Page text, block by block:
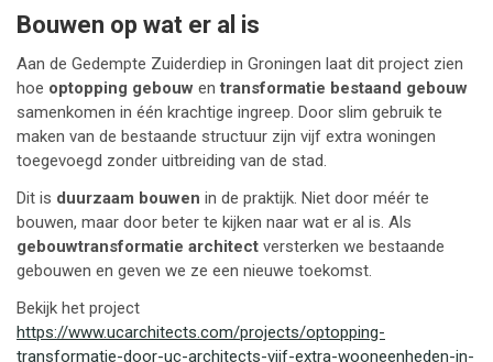
Bouwen op wat er al is
Aan de Gedempte Zuiderdiep in Groningen laat dit project zien
hoe optopping gebouw entransformatie bestaand gebouw
samenkomen in één krachtige ingreep. Door slim gebruik te
maken van de bestaande structuur zijn vijf extra woningen
toegevoegd zonder uitbreiding van de stad.
Dit is duurzaam bouwen in de praktijk. Niet door méér te
bouwen, maar door beter te kijken naar wat er al is. Als
gebouwtransformatie architect versterken we bestaande
gebouwen en geven we ze een nieuwe toekomst.
Bekijk het project
https://www.ucarchitects.com/projects/optopping-
transformatie-door-uc-architects-vijf-extra-wooneenheden-in-